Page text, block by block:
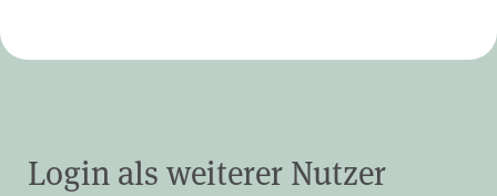
Login als weiterer Nutzer